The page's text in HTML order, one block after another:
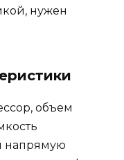
нужен
объем
напрямую